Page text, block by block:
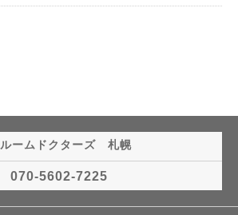
ルームドクターズ 札幌
070-5602-7225